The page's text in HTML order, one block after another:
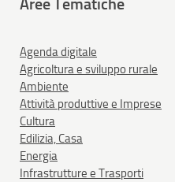
Aree Tematiche
Agenda digitale
Agricoltura e sviluppo rurale
Ambiente
Attività produttive e Imprese
Cultura
Edilizia, Casa
Energia
Infrastrutture e Trasporti